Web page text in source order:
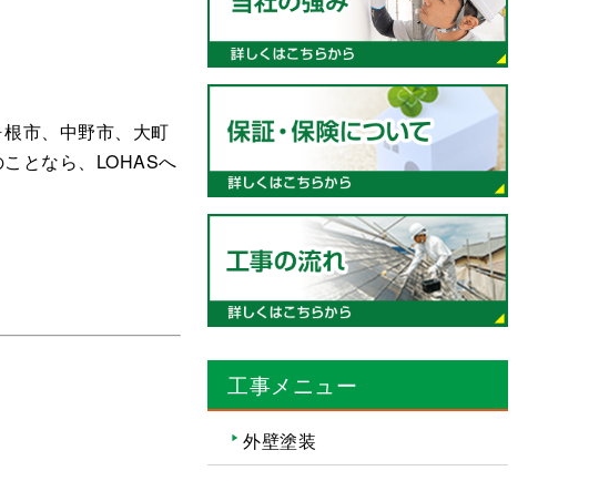
市、中野市、大町
となら、LOHASへ
工事メニュー
外壁塗装